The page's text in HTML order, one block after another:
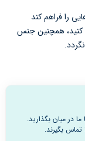
را فراهم کند
کنید، همچنین جنس
در میان بگذارید.
بگیرند.